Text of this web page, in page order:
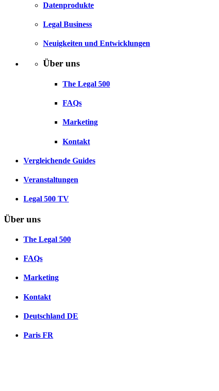
Datenprodukte
Legal Business
Neuigkeiten und Entwicklungen
Über uns
The Legal 500
FAQs
Marketing
Kontakt
Vergleichende Guides
Veranstaltungen
Legal 500 TV
Über uns
The Legal 500
FAQs
Marketing
Kontakt
Deutschland DE
Paris FR